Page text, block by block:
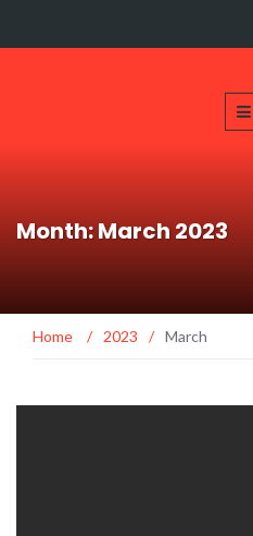
Month: March 2023
Home / 2023 / March